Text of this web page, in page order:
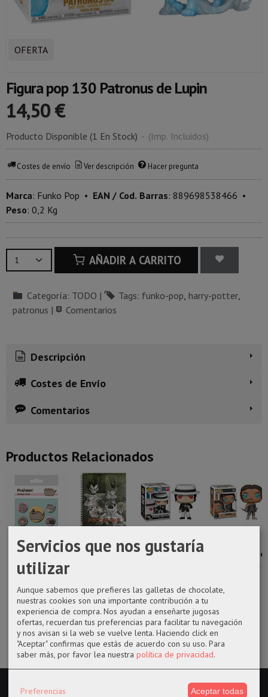
OFERTA
Figura pop 130 Patronus de Lupin
14,50 €
Producto Disponible (1 En Stock) - (Imp. Incluidos)
Costes de envío Ver descripción Hacer pregunta
Marca: Funko Pop • EAN / Cod. Barras: 889698538466 •
Peso: 0,2 Kg
AÑADIR A CARRITO
Categoría: TODO | Tags: funko-pop harry-potter
patronus | Comentarios
Descripción
Costes de Envío
Comentarios
Productos Relacionados
Set de Chapas
Licencia
Pusheen...
4,25 €
Cuaderno A5
Evil Dragon Ball
FUNKO POP
871 MUZAN
14,50 €
1144 Chani de
la película...
14,50 €
Servicios que nos gustaría
utilizar
Aunque sabemos que prefieres las galletas de chocolate,
nuestras cookies son una importante contribución a tu
experiencia de compra. Nos ayudan a enseñarte jugosas
ofertas, recuerdan tus preferencias para facilitar tu navegación
y nos avisan si la web se vuelve lenta. Haciendo click en
"Aceptar" confirmas que estás de acuerdo con su uso. Para
saber más, por favor lea nuestra política de privacidad.
Preferencias Aceptar todas